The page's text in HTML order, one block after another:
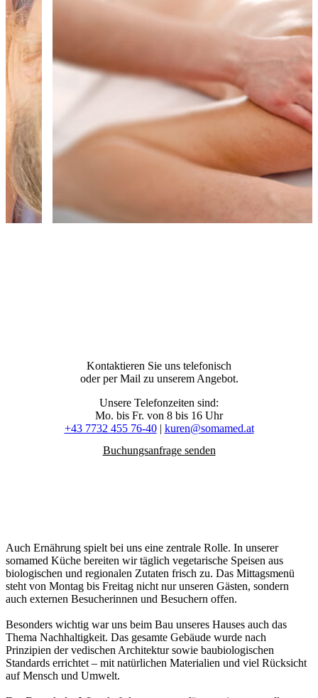
Kontaktieren Sie uns telefonisch
oder per Mail zu unserem Angebot.
Unsere Telefonzeiten sind:
Mo. bis Fr. von 8 bis 16 Uhr
+43 7732 455 76-40| kuren@somamed.at
Buchungsanfrage senden
Auch Ernährung spielt bei uns eine zentrale Rolle. In unserer
somamed Küche bereiten wir täglich vegetarische Speisen aus
biologischen und regionalen Zutaten frisch zu. Das Mittagsmenü
steht von Montag bis Freitag nicht nur unseren Gästen, sondern
auch externen Besucherinnen und Besuchern offen.
Besonders wichtig war uns beim Bau unseres Hauses auch das
Thema Nachhaltigkeit. Das gesamte Gebäude wurde nach
Prinzipien der vedischen Architektur sowie baubiologischen
Standards errichtet – mit natürlichen Materialien und viel Rücksicht
auf Mensch und Umwelt.